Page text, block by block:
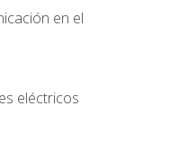
en el
eléctricos